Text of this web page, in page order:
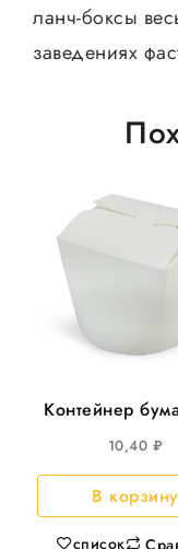
ланч-боксы
заведениях
Контейнер
(Чайна-бокс)
д/лапши
35шт/уп
10,40 ₽
В корзину
список